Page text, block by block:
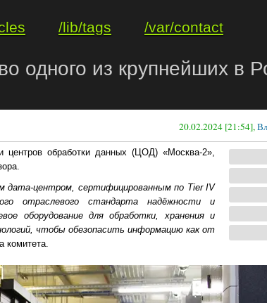
/lib/tags /var/contact
одного из крупнейших в
20.02.2024 [21:54],
центров обработки данных (ЦОД) «Москва-2»,
дата-центром, сертифицированным по Tier IV
отраслевого стандарта надёжности и
оборудование для обработки, хранения и
чтобы обезопасить информацию как от
комитета.